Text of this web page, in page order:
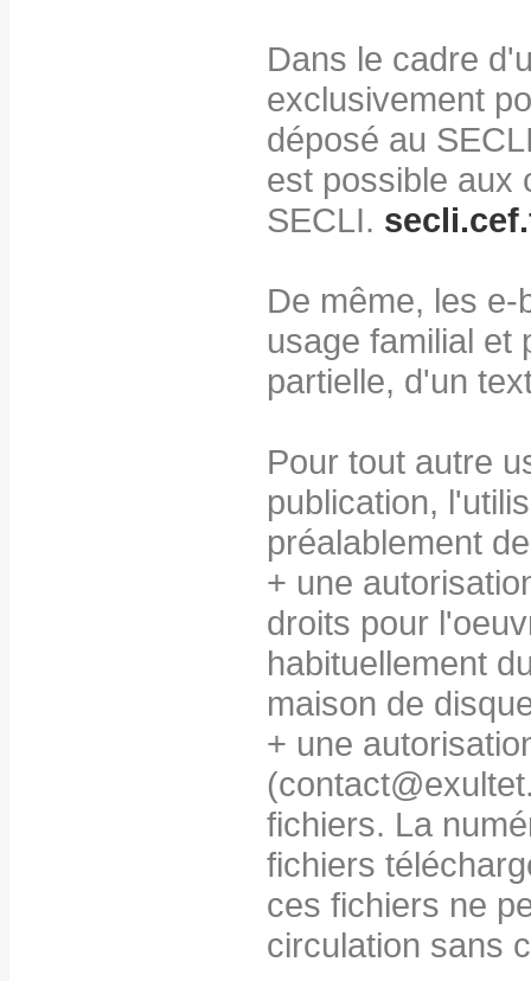
Dans le cadre
exclusivement
déposé au
est possible aux
SECLI.
De même, les
usage familial et
partielle, d'un
Pour tout autre
publication,
préalablement
+ une
droits pour
habituellement
maison de
+ une
fichiers. La
fichiers
ces fichiers ne
circulation sans